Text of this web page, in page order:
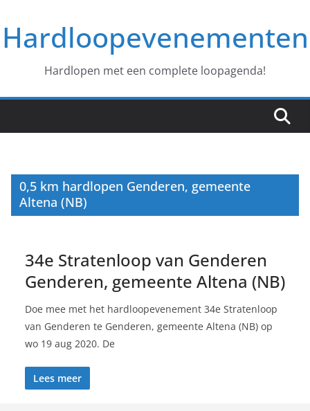
naar
deHardloopevenementen
Hardlopen met een complete loopagenda!
0,5 km hardlopen Genderen, gemeente
Altena (NB)
34e Stratenloop van Genderen
Genderen, gemeente Altena (NB)
Doe mee met het hardloopevenement 34e Stratenloop
van Genderen te Genderen, gemeente Altena (NB) op
wo 19 aug 2020. De
Lees meer